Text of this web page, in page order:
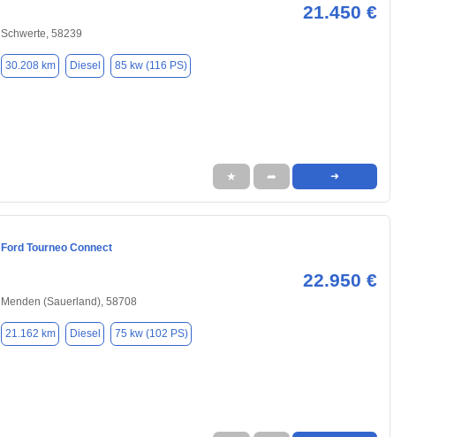
21.450 €
Schwerte, 58239
30.208 km Diesel 85 kw (116 PS)
★ ➦ ➜
Ford Tourneo Connect
22.950 €
Menden (Sauerland), 58708
21.162 km Diesel 75 kw (102 PS)